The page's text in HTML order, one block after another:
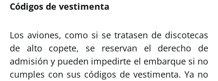
Códigos de vestimenta
Los aviones, como si se tratasen de discotecas
de alto copete, se reservan el derecho de
admisión y pueden impedirte el embarque si no
cumples con sus códigos de vestimenta. Ya no